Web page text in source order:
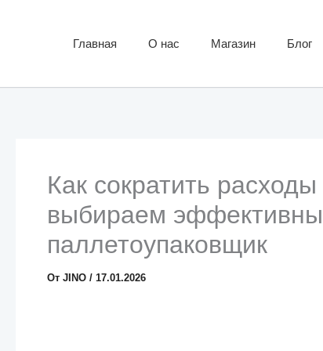
Главная О нас Магазин Блог
Как сократить
выбираем
паллетоупаковщик
От JINO / 17.01.2026